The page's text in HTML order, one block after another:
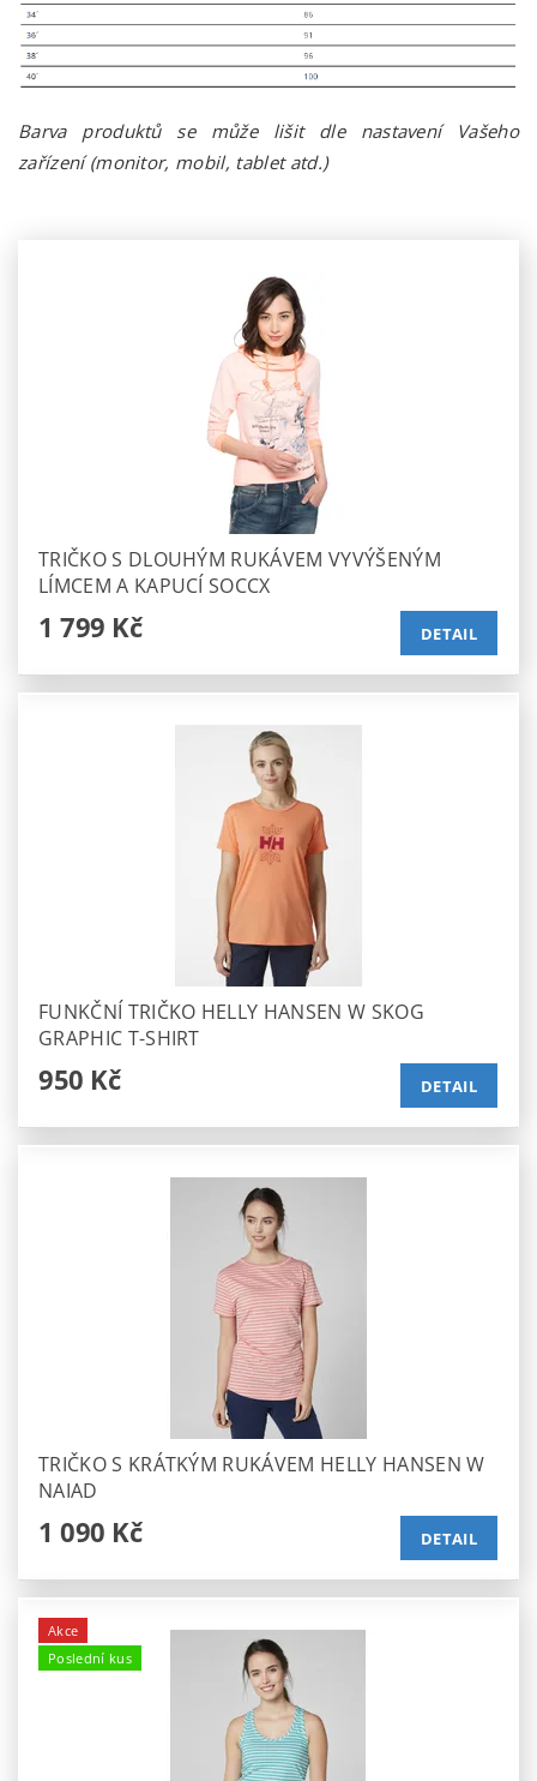
Barva produktů se může lišit dle nastavení Vašeho
zařízení (monitor, mobil, tablet atd.)
TRIČKO S DLOUHÝM RUKÁVEM VYVÝŠENÝM
LÍMCEM A KAPUCÍ SOCCX
1 799 Kč DETAIL
FUNKČNÍ TRIČKO HELLY HANSEN W SKOG
GRAPHIC T-SHIRT
950 Kč DETAIL
TRIČKO S KRÁTKÝM RUKÁVEM HELLY HANSEN W
NAIAD
1 090 Kč DETAIL
Akce
Poslední kus